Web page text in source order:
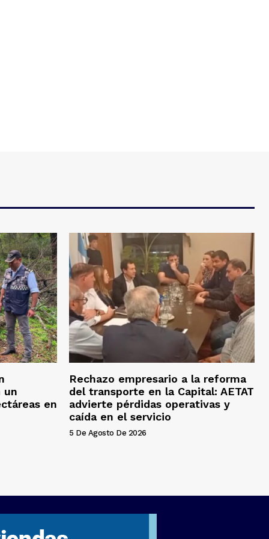
un
en
Rechazo empresario a la reforma
del transporte en la Capital: AETAT
advierte pérdidas operativas y
caída en el servicio
5 De Agosto De 2026